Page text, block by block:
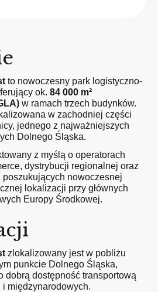
to nowoczesny park logistyczno-
ok. 84 000 m²
w ramach trzech budynków.
w zachodniej części
jednego z najważniejszych
Dolnego Śląska.
z myślą o operatorach
dystrybucji regionalnej oraz
nowoczesnej
lokalizacji przy głównych
Europy Środkowej.
zlokalizowany jest w pobliżu
punkcie Dolnego Śląska,
dobrą dostępność transportową
międzynarodowych.